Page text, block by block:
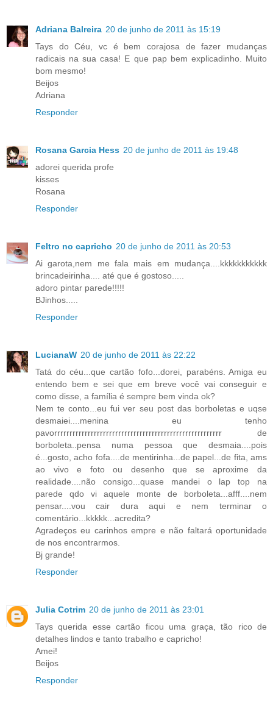
Adriana Balreira 20 de junho de 2011 às 15:19
Tays do Céu, vc é bem corajosa de fazer mudanças
radicais na sua casa! E que pap bem explicadinho. Muito
bom mesmo!
Beijos
Adriana
Responder
Rosana Garcia Hess 20 de junho de 2011 às 19:48
adorei querida profe
kisses
Rosana
Responder
Feltro no capricho 20 de junho de 2011 às 20:53
Ai garota,nem me fala mais em mudança....kkkkkkkkkkk
brincadeirinha.... até que é gostoso.....
adoro pintar parede!!!!!
BJinhos.....
Responder
LucianaW 20 de junho de 2011 às 22:22
Tatá do céu...que cartão fofo...dorei, parabéns. Amiga eu
entendo bem e sei que em breve você vai conseguir e
como disse, a família é sempre bem vinda ok?
Nem te conto...eu fui ver seu post das borboletas e uqse
desmaiei....menina eu tenho
pavorrrrrrrrrrrrrrrrrrrrrrrrrrrrrrrrrrrrrrrrrrrrrrrrrrrrrrr de
borboleta..pensa numa pessoa que desmaia....pois
é...gosto, acho fofa....de mentirinha...de papel...de fita, ams
ao vivo e foto ou desenho que se aproxime da
realidade....não consigo...quase mandei o lap top na
parede qdo vi aquele monte de borboleta...afff....nem
pensar....vou cair dura aqui e nem terminar o
comentário...kkkkk...acredita?
Agradeços eu carinhos empre e não faltará oportunidade
de nos encontrarmos.
Bj grande!
Responder
Julia Cotrim 20 de junho de 2011 às 23:01
Tays querida esse cartão ficou uma graça, tão rico de
detalhes lindos e tanto trabalho e capricho!
Amei!
Beijos
Responder